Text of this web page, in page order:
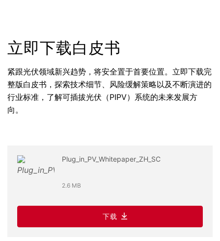
立即下载白皮书
紧跟光伏领域新兴趋势，将安全置于首要位置。立即下载完
整版白皮书，探索技术细节、风险缓解策略以及不断演进的
行业标准，了解可插拔光伏（PIPV）系统的未来发展方
向。
Plug_in_PV_Whitepaper_ZH_SC
2.6 MB
下载